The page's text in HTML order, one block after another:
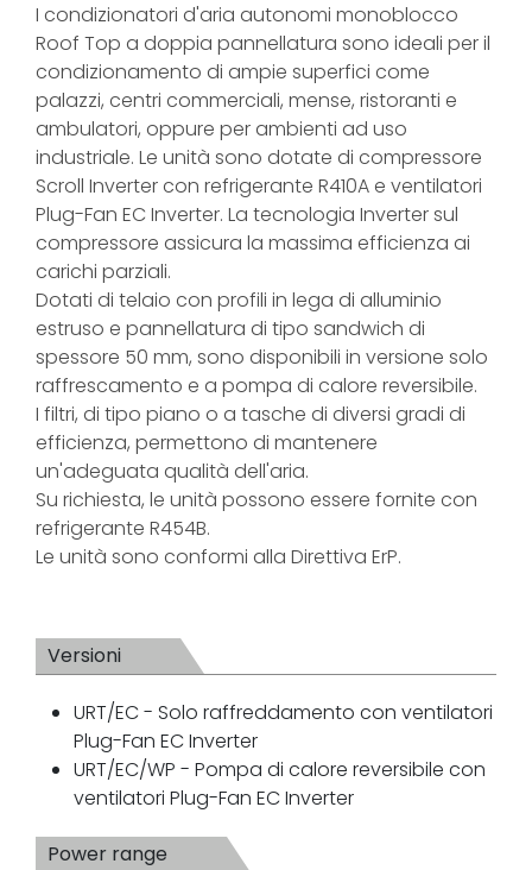
I condizionatori d'aria autonomi monoblocco
Roof Top a doppia pannellatura sono ideali per il
condizionamento di ampie superfici come
palazzi, centri commerciali, mense, ristoranti e
ambulatori, oppure per ambienti ad uso
industriale. Le unità sono dotate di compressore
Scroll Inverter con refrigerante R410A e ventilatori
Plug-Fan EC Inverter. La tecnologia Inverter sul
compressore assicura la massima efficienza ai
carichi parziali.
Dotati di telaio con profili in lega di alluminio
estruso e pannellatura di tipo sandwich di
spessore 50 mm, sono disponibili in versione solo
raffrescamento e a pompa di calore reversibile.
I filtri, di tipo piano o a tasche di diversi gradi di
efficienza, permettono di mantenere
un'adeguata qualità dell'aria.
Su richiesta, le unità possono essere fornite con
refrigerante R454B.
Le unità sono conformi alla Direttiva ErP.
Versioni
URT/EC - Solo raffreddamento con ventilatori
Plug-Fan EC Inverter
URT/EC/WP - Pompa di calore reversibile con
ventilatori Plug-Fan EC Inverter
Power range